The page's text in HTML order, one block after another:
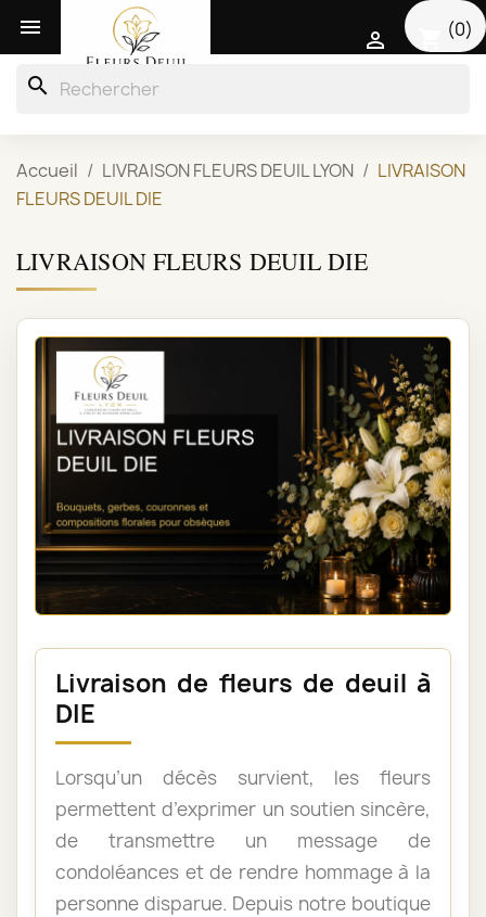
 (0)

search
Accueil LIVRAISON FLEURS DEUIL LYON
LIVRAISON
FLEURS DEUIL DIE
LIVRAISON FLEURS DEUIL DIE
Livraison de fleurs de deuil à
DIE
Lorsqu’un décès survient, les fleurs
permettent d’exprimer un soutien sincère,
de transmettre un message de
condoléances et de rendre hommage à la
personne disparue. Depuis notre boutique